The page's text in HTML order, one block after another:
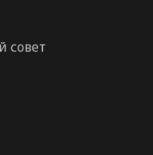
совет